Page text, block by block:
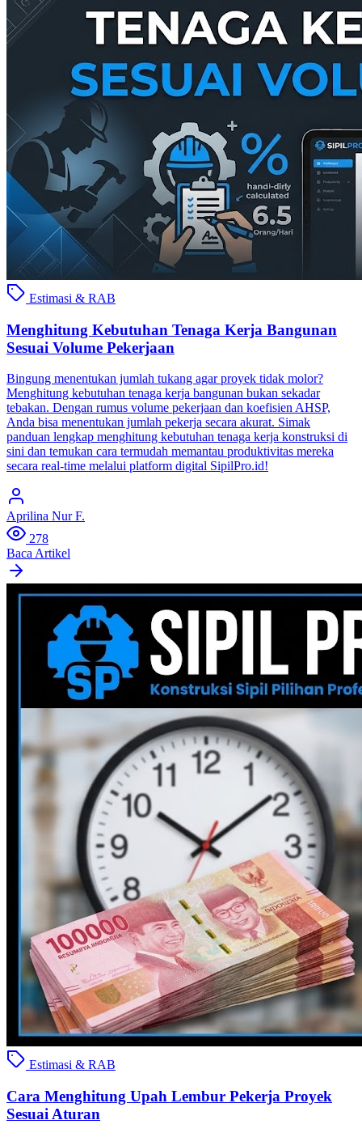
Estimasi & RAB
Menghitung Kebutuhan Tenaga Kerja Bangunan
Sesuai Volume Pekerjaan
Bingung menentukan jumlah tukang agar proyek tidak molor?
Menghitung kebutuhan tenaga kerja bangunan bukan sekadar
tebakan. Dengan rumus volume pekerjaan dan koefisien AHSP,
Anda bisa menentukan jumlah pekerja secara akurat. Simak
panduan lengkap menghitung kebutuhan tenaga kerja konstruksi di
sini dan temukan cara termudah memantau produktivitas mereka
secara real-time melalui platform digital SipilPro.id!
Aprilina Nur F.
278
Baca Artikel
Estimasi & RAB
Cara Menghitung Upah Lembur Pekerja Proyek
Sesuai Aturan